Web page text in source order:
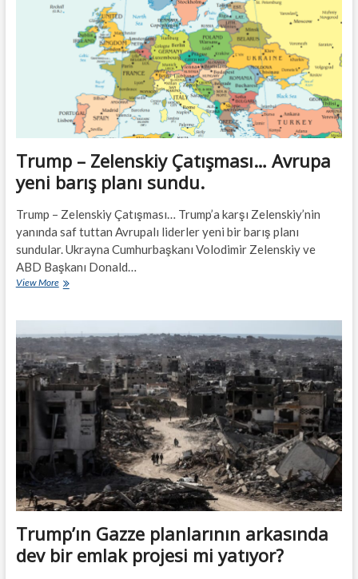
açıldı,
görevinden
ayrıldı,
yönetimi
Trump – Zelenskiy Çatışması… Avrupa
yeni barış planı sundu.
Trump – Zelenskiy Çatışması… Trump’a karşı Zelenskiy’nin
yanında saf tuttan Avrupalı liderler yeni bir barış planı
sundular. Ukrayna Cumhurbaşkanı Volodimir Zelenskiy ve
ABD Başkanı Donald…
View MoreTrump
Avrupa
yeni
barış
planı
sundu.
Trump’ın Gazze planlarının arkasında
dev bir emlak projesi mi yatıyor?